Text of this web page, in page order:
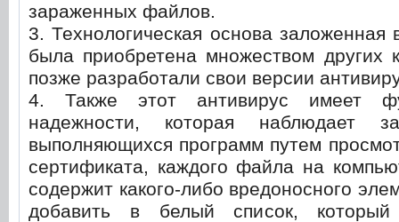
зараженных файлов.
3. Технологическая основа заложенная
была приобретена множеством других
позже разработали свои версии
4. Также этот антивирус имеет
надежности, которая наблюдает
выполняющихся программ путем
сертификата, каждого файла на
содержит какого-либо вредоносного
добавить в белый список, который